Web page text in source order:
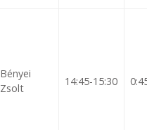
Bényei
Zsolt
14:45-15:30